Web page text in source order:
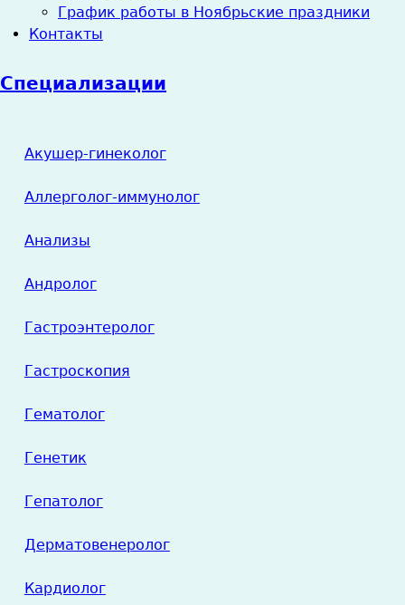
График работы в Ноябрьские праздники
Контакты
Специализации
Акушер-гинеколог
Аллерголог-иммунолог
Анализы
Андролог
Гастроэнтеролог
Гастроскопия
Гематолог
Генетик
Гепатолог
Дерматовенеролог
Кардиолог